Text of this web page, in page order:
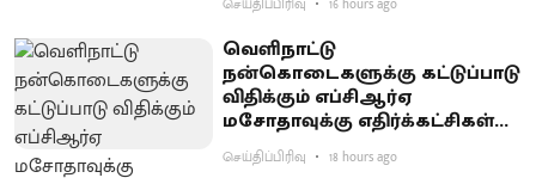
வெளிநாட்டு
நன்கொடைகளுக்கு கட்டுப்பாடு
விதிக்கும் எப்சிஆர்ஏ
மசோதாவுக்கு எதிர்க்கட்சிகள்
கடும் எதிர்ப்பு
செய்திப்பிரிவு 18 hours ago